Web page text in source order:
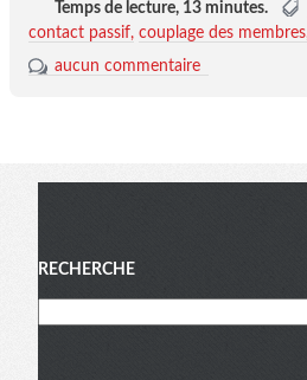
Temps de lecture, 13 minutes.
contact passif couplage des membres
aucun commentaire
Menu
RECHERCHE